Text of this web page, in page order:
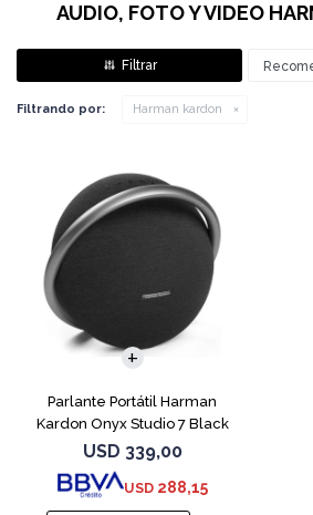
AUDIO, FOTO Y VIDEO
Filtrando por: Harman kardon
Parlante Portátil Harman
Kardon Onyx Studio 7 Black
USD 339,00
USD 288,15